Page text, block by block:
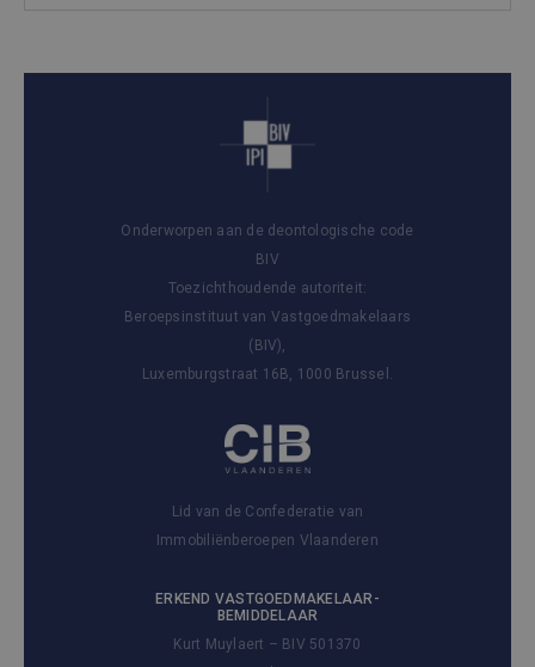
Onderworpen aan de deontologische code
BIV
Toezichthoudende autoriteit:
Beroepsinstituut van Vastgoedmakelaars
(BIV),
Luxemburgstraat 16B, 1000 Brussel.
Lid van de Confederatie van
Immobiliënberoepen Vlaanderen
ERKEND VASTGOEDMAKELAAR-
BEMIDDELAAR
Kurt Muylaert – BIV 501370